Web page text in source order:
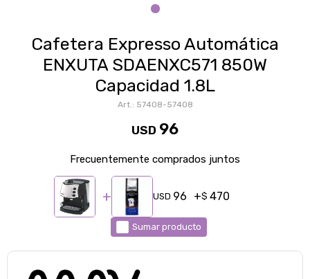
Cafetera Expresso Automática
ENXUTA SDAENXC571 850W
Capacidad 1.8L
57408-57408
USD 96
Frecuentemente comprados juntos
USD 96 $ 470
Sumar producto